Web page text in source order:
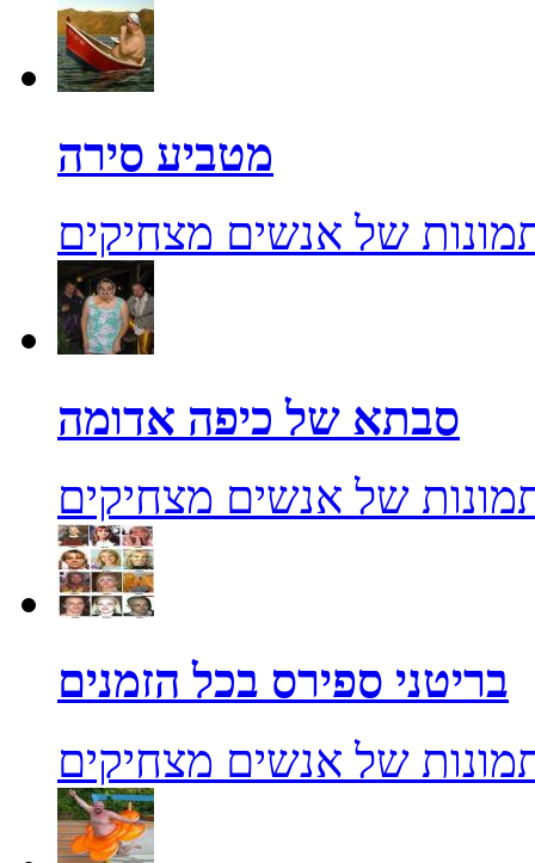
מטביע סירה
של אנשים מצחיקים
סבתא של כיפה אדומה
של אנשים מצחיקים
בריטני ספירס בכל הזמנים
של אנשים מצחיקים